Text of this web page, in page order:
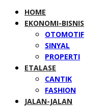
HOME
EKONOMI-BISNIS
OTOMOTIF
SINYAL
PROPERTI
ETALASE
CANTIK
FASHION
JALAN-JALAN